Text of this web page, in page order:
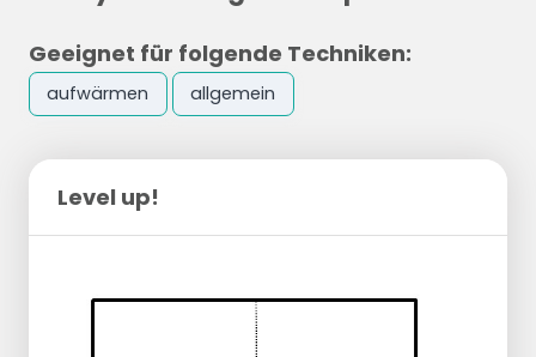
Geeignet für folgende Techniken:
aufwärmen allgemein
Level up!